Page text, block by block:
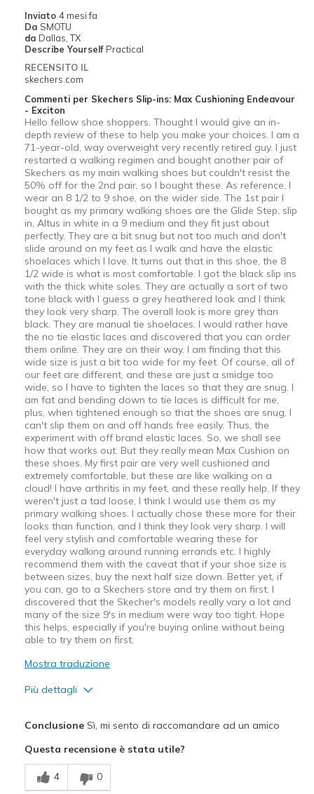
Going Out
Special Occasions
Travel
Width
Feels true to width
Sizing
Feels true to size
View On Shoes
I'm Really Into Shoes
Inviato 4 mesi fa
Da SMOTU
da Dallas, TX
Describe Yourself Practical
RECENSITO IL
skechers.com
Commenti per Skechers Slip-ins: Max Cushioning Endeavour
- Exciton
Hello fellow shoe shoppers. Thought I would give an in-
depth review of these to help you make your choices. I am a
71-year-old, way overweight very recently retired guy. I just
restarted a walking regimen and bought another pair of
Skechers as my main walking shoes but couldn't resist the
50% off for the 2nd pair, so I bought these. As reference, I
wear an 8 1/2 to 9 shoe, on the wider side. The 1st pair I
bought as my primary walking shoes are the Glide Step, slip
in, Altus in white in a 9 medium and they fit just about
perfectly. They are a bit snug but not too much and don't
slide around on my feet as I walk and have the elastic
shoelaces which I love. It turns out that in this shoe, the 8
1/2 wide is what is most comfortable. I got the black slip ins
with the thick white soles. They are actually a sort of two
tone black with I guess a grey heathered look and I think
they look very sharp. The overall look is more grey than
black. They are manual tie shoelaces. I would rather have
the no tie elastic laces and discovered that you can order
them online. They are on their way. I am finding that this
wide size is just a bit too wide for my feet. Of course, all of
our feet are different, and these are just a smidge too
wide, so I have to tighten the laces so that they are snug. I
am fat and bending down to tie laces is difficult for me,
plus, when tightened enough so that the shoes are snug, I
can't slip them on and off hands free easily. Thus, the
experiment with off brand elastic laces. So, we shall see
how that works out. But they really mean Max Cushion on
these shoes. My first pair are very well cushioned and
extremely comfortable, but these are like walking on a
cloud! I have arthritis in my feet, and these really help. If they
weren't just a tad loose, I think I would use them as my
primary walking shoes. I actually chose these more for their
looks than function, and I think they look very sharp. I will
feel very stylish and comfortable wearing these for
everyday walking around running errands etc. I highly
recommend them with the caveat that if your shoe size is
between sizes, buy the next half size down. Better yet, if
you can, go to a Skechers store and try them on first. I
discovered that the Skecher's models really vary a lot and
many of the size 9's in medium were way too tight. Hope
this helps, especially if you're buying online without being
able to try them on first.
Mostra traduzione
Più dettagli
Breathe Well
Comfortable
ConclusioneSì, mi sento di raccomandare ad un amico
Questa recensione è stata utile?
4 0